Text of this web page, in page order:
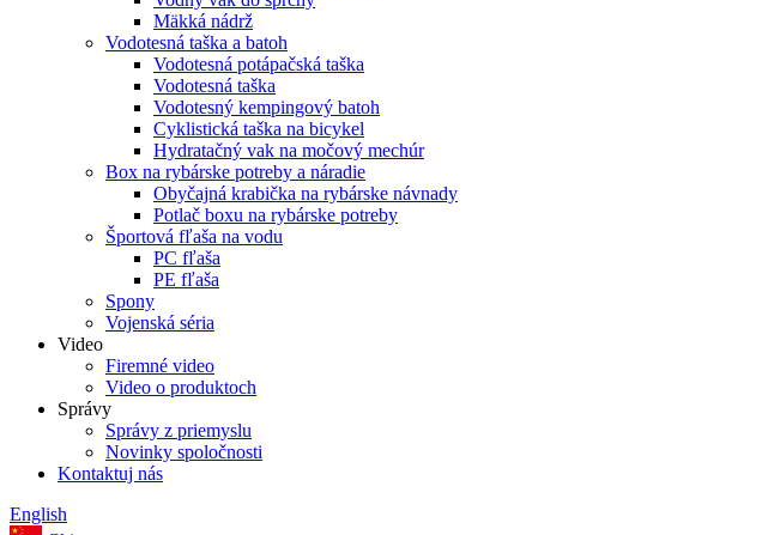
Mäkká nádrž
Vodotesná taška a batoh
Vodotesná potápačská taška
Vodotesná taška
Vodotesný kempingový batoh
Cyklistická taška na bicykel
Hydratačný vak na močový mechúr
Box na rybárske potreby a náradie
Obyčajná krabička na rybárske návnady
Potlač boxu na rybárske potreby
Športová fľaša na vodu
PC fľaša
PE fľaša
Spony
Vojenská séria
Video
Firemné video
Video o produktoch
Správy
Správy z priemyslu
Novinky spoločnosti
Kontaktuj nás
English